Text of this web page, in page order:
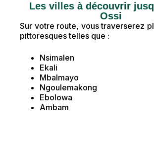
Les villes à découvrir
Ossi
Sur votre route, vous traverserez
pittoresques telles que :
Nsimalen
Ekali
Mbalmayo
Ngoulemakong
Ebolowa
Ambam